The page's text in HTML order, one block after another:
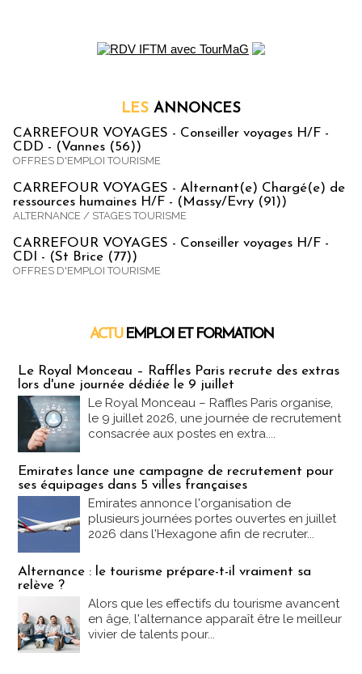
LES ANNONCES
CARREFOUR VOYAGES - Conseiller voyages H/F -
CDD - (Vannes (56))
OFFRES D'EMPLOI TOURISME
CARREFOUR VOYAGES - Alternant(e) Chargé(e) de
ressources humaines H/F - (Massy/Evry (91))
ALTERNANCE / STAGES TOURISME
CARREFOUR VOYAGES - Conseiller voyages H/F -
CDI - (St Brice (77))
OFFRES D'EMPLOI TOURISME
ACTU EMPLOI ET FORMATION
Le Royal Monceau – Raffles Paris recrute des extras
lors d'une journée dédiée le 9 juillet
Le Royal Monceau – Raffles Paris organise,
le 9 juillet 2026, une journée de recrutement
consacrée aux postes en extra....
Emirates lance une campagne de recrutement pour
ses équipages dans 5 villes françaises
Emirates annonce l'organisation de
plusieurs journées portes ouvertes en juillet
2026 dans l'Hexagone afin de recruter...
Alternance : le tourisme prépare-t-il vraiment sa
relève ?
Alors que les effectifs du tourisme avancent
en âge, l'alternance apparaît être le meilleur
vivier de talents pour...